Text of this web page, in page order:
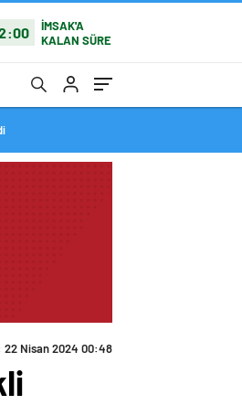
İMSAK'A
KALAN SÜRE
22 Nisan 2024 00:48